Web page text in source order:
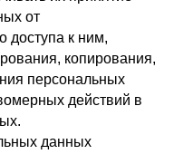
от
доступа к ним,
копирования,
персональных
действий в
данных